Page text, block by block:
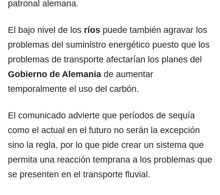
patronal alemana.
El bajo nivel de los ríos puede también agravar los
problemas del suministro energético puesto que los
problemas de transporte afectarían los planes del
Gobierno de Alemania de aumentar
temporalmente el uso del carbón.
El comunicado advierte que períodos de sequía
como el actual en el futuro no serán la excepción
sino la regla, por lo que pide crear un sistema que
permita una reacción temprana a los problemas que
se presenten en el transporte fluvial.